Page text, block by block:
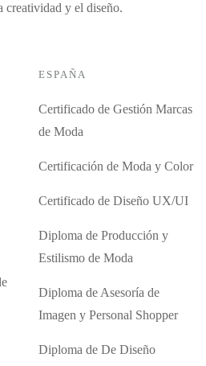
creatividad y el diseño.
ESPAÑA
Certificado de Gestión Marcas
de Moda
Certificación de Moda y Color
Certificado de Diseño UX/UI
Diploma de Producción y
Estilismo de Moda
Diploma de Asesoría de
Imagen y Personal Shopper
Diploma de De Diseño